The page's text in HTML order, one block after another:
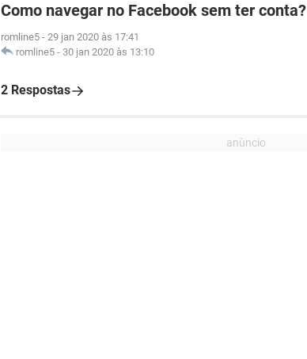
Como navegar no Facebook sem ter conta?
romline5 - 29 jan 2020 às 17:41
romline5 - 30 jan 2020 às 13:10
2 Respostas